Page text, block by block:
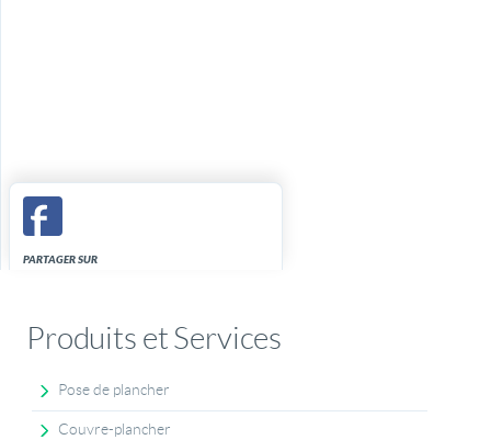
PARTAGER SUR
Produits et Services
Pose de plancher
Couvre-plancher